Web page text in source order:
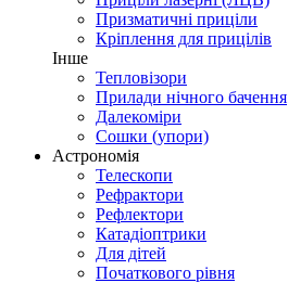
Призматичні приціли
Кріплення для прицілів
Інше
Тепловізори
Прилади нічного бачення
Далекоміри
Сошки (упори)
Астрономія
Телескопи
Рефрактори
Рефлектори
Катадіоптрики
Для дітей
Початкового рівня